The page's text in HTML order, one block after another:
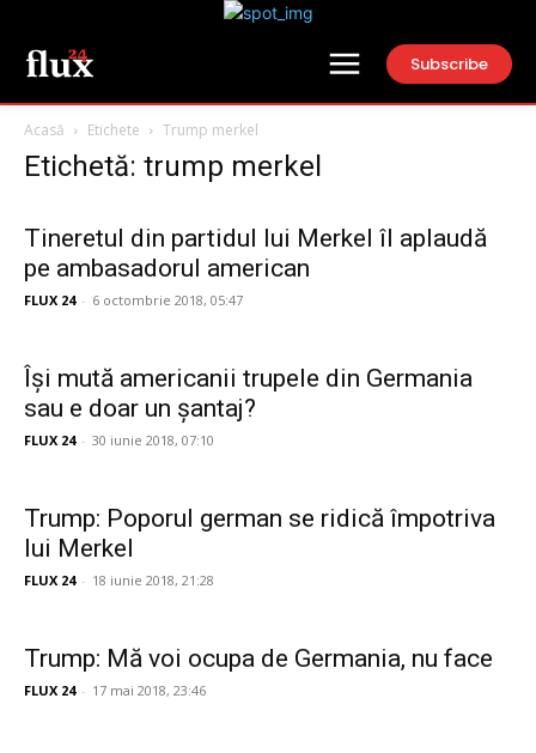
Subscribe
Acasă Etichete Trump merkel
Etichetă: trump merkel
Tineretul din partidul lui Merkel îl aplaudă
pe ambasadorul american
FLUX 24 - 6 octombrie 2018, 05:47
Își mută americanii trupele din Germania
sau e doar un șantaj?
FLUX 24 - 30 iunie 2018, 07:10
Trump: Poporul german se ridică împotriva
lui Merkel
FLUX 24 - 18 iunie 2018, 21:28
Trump: Mă voi ocupa de Germania, nu face
FLUX 24 - 17 mai 2018, 23:46